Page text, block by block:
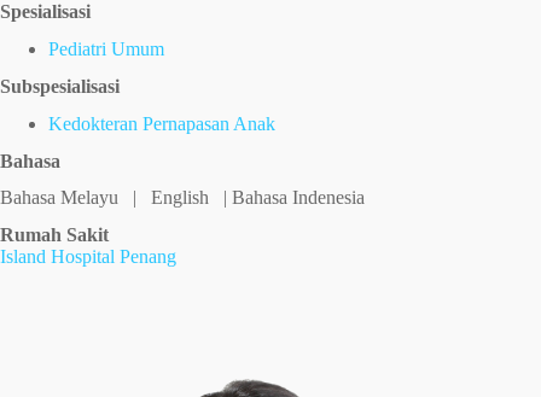
Spesialisasi
Pediatri Umum
Subspesialisasi
Kedokteran Pernapasan Anak
Bahasa
Bahasa Melayu | English | Bahasa Indenesia
Rumah Sakit
Island Hospital Penang